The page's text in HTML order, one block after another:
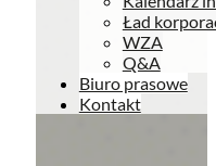
Ład
WZA
Q&A
Biuro prasowe
Kontakt